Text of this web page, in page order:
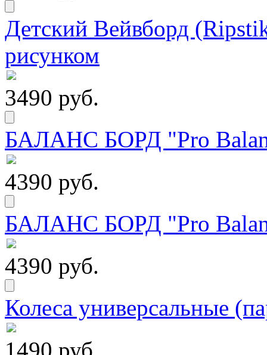
Детский Вейвборд
рисунком
3490 руб.
БАЛАНС БОРД "Pro
4390 руб.
БАЛАНС БОРД "Pro
4390 руб.
Колеса универсальные